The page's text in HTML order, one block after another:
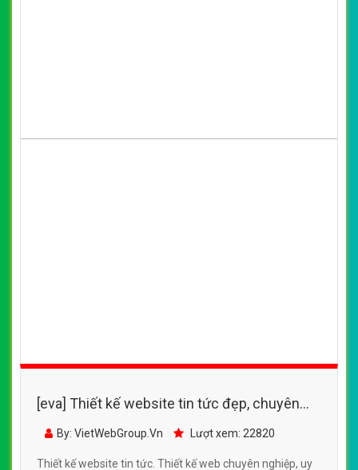
[eva] Thiết kế website tin tức đẹp, chuyên
nghiệp chuẩn SEO
By: VietWebGroup.Vn Lượt xem: 22820
Thiết kế website tin tức. Thiết kế web chuyên nghiệp, uy